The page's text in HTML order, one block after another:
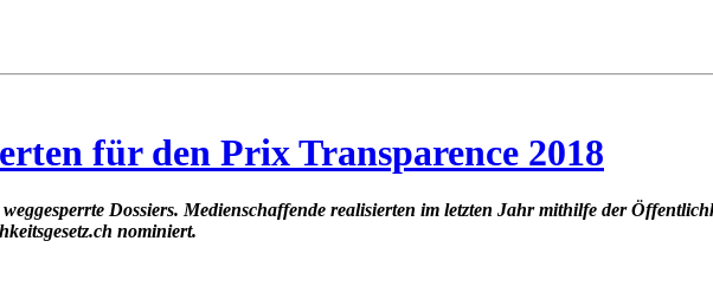
für den Prix Transparence 2018
Dossiers. Medienschaffende realisierten im letzten Jahr mithilfe der
nominiert.